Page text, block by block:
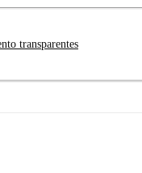
transparentes